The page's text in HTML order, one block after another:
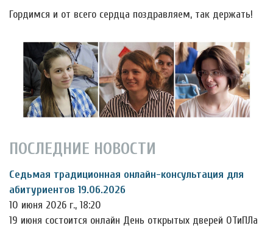
Гордимся и от всего сердца поздравляем, так держать!
ПОСЛЕДНИЕ НОВОСТИ
Седьмая традиционная онлайн-консультация для
абитуриентов 19.06.2026
10 июня 2026 г., 18:20
19 июня состоится онлайн День открытых дверей ОТиПЛа